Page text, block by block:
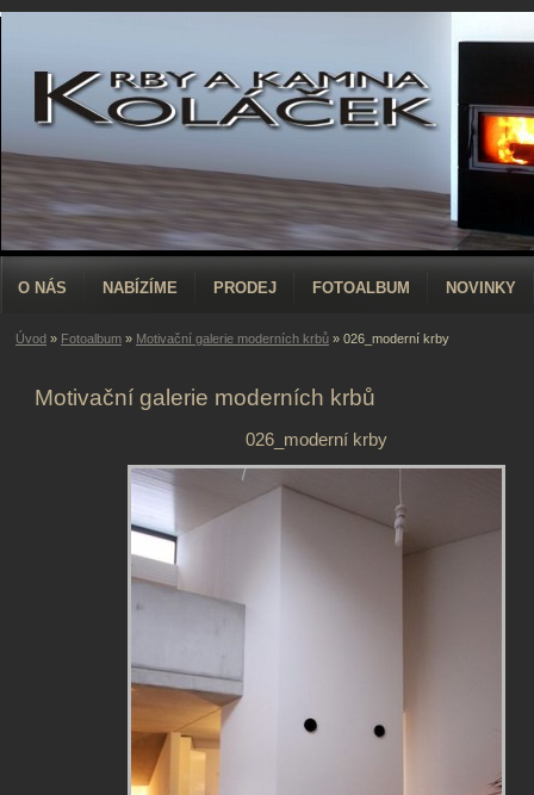
O NÁS NABÍZÍME PRODEJ FOTOALBUM NOVINKY
Úvod » Fotoalbum » Motivační galerie moderních krbů » 026_moderní krby
Motivační galerie moderních krbů
026_moderní krby